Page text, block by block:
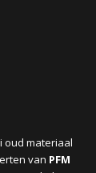
oud materiaal
van PFM